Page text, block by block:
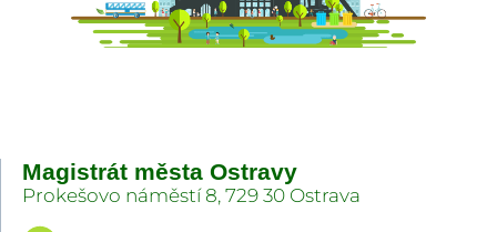
Magistrát města Ostravy
Prokešovo náměstí 8, 729 30 Ostrava